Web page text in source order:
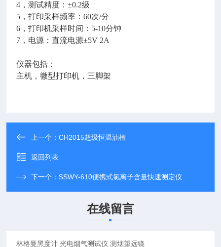
4，测试精度：±0.2级
5，打印采样频率：60次/分
6，打印机采样时间：5-10分钟
7，电源：直流电源±5V 2A
仪器包括：
主机，微型打印机，三脚架
上一个：CH2015超级恒温油槽
返回列表
下一个：SSWY-610便携式氯离子含量快速测定仪
在线留言